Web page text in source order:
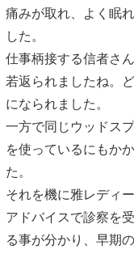
痛みが取れ、よく眠
した。
仕事柄接する信者さ
若返られましたね。
になられました。
一方で同じウッドス
を使っているにもか
た。
それを機に雅レディ
アドバイスで診察を
る事が分かり、早期